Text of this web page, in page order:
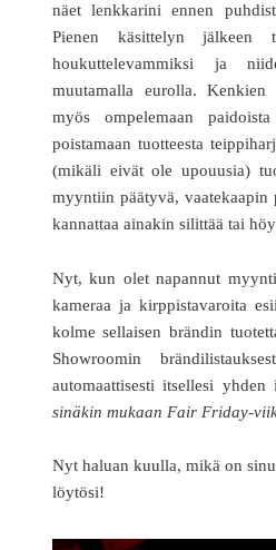
näet lenkkarini ennen
Pienen käsittelyn jälkeen
houkuttelevammiksi ja
muutamalla eurolla. Kenkien
myös ompelemaan
poistamaan tuotteesta
(mikäli eivät ole upouusia)
myyntiin päätyvä,
kannattaa ainakin silittää tai
Nyt, kun olet napannut
kameraa ja kirppistavaroita
kolme sellaisen brändin
Showroomin
automaattisesti itsellesi yhden
sinäkin mukaan Fair Friday-
Nyt haluan kuulla, mikä on
löytösi!